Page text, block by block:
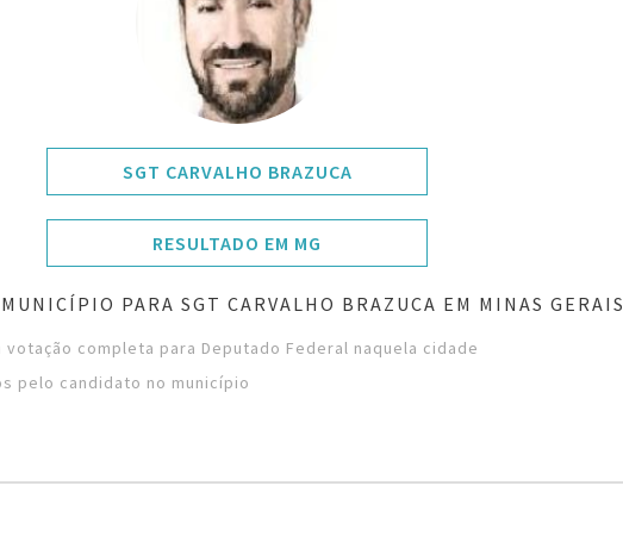
SGT CARVALHO BRAZUCA
RESULTADO EM MG
PARA SGT CARVALHO BRAZUCA EM MINAS GERAIS
completa para Deputado Federal naquela cidade
pelo candidato no município